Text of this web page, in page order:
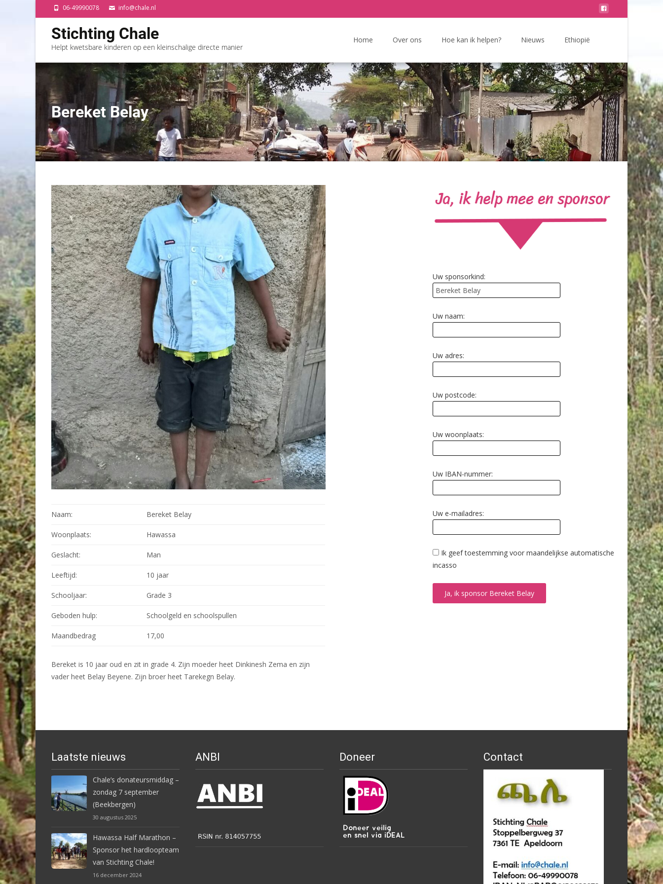
06-49990078 info@chale.nl
Stichting Chale
Helpt kwetsbare kinderen op een kleinschalige directe manier
naar
inhoud
Home Over ons Hoe kan ik helpen? Nieuws Ethiopië
Bereket Belay
Naam: Bereket Belay
Woonplaats: Hawassa
Geslacht: Man
Leeftijd: 10 jaar
Schooljaar: Grade 3
Geboden hulp: Schoolgeld en schoolspullen
Maandbedrag 17,00
Bereket is 10 jaar oud en zit in grade 4. Zijn moeder heet Dinkinesh Zema en zijn
vader heet Belay Beyene. Zijn broer heet Tarekegn Belay.
Uw sponsorkind:
Uw naam:
Uw adres:
Uw postcode:
Uw woonplaats:
Uw IBAN-nummer:
Uw e-mailadres:
Ik geef toestemming voor maandelijkse automatische
incasso
Laatste nieuws
Chale’s donateursmiddag –
zondag 7 september
(Beekbergen)
30 augustus 2025
Hawassa Half Marathon –
Sponsor het hardloopteam
van Stichting Chale!
16 december 2024
ANBI Doneer Contact